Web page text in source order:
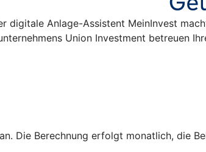
Anlage-Assistent MeinInvest
Union Investment betreuen
Die Berechnung erfolgt monatlich, die